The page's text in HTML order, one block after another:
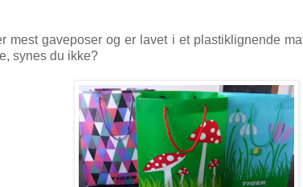
mest gaveposer og er lavet i et plastiklignende
synes du ikke?